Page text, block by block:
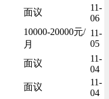
面议
11-
06
10000-20000元/
月
11-
05
面议
11-
04
面议
11-
04